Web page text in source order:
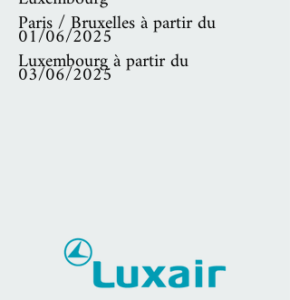
Paris / Bruxelles à partir du
01/06/2025
Luxembourg à partir du
03/06/2025